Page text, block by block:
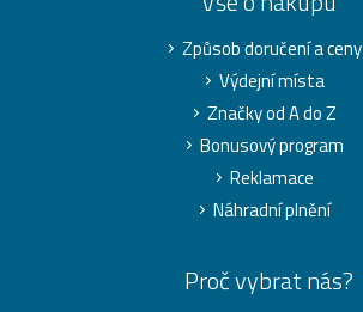
Způsob doručení a ceny
Výdejní místa
Značky od A do Z
Bonusový program
Reklamace
Náhradní plnění
Proč vybrat nás?